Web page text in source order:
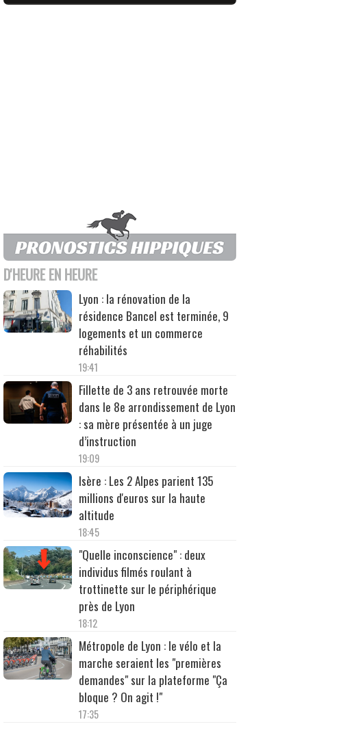
D'HEURE EN HEURE
Lyon : la rénovation de la
résidence Bancel est terminée, 9
logements et un commerce
réhabilités
19:41
Fillette de 3 ans retrouvée morte
dans le 8e arrondissement de Lyon
: sa mère présentée à un juge
d’instruction
19:09
Isère : Les 2 Alpes parient 135
millions d'euros sur la haute
altitude
18:45
"Quelle inconscience" : deux
individus filmés roulant à
trottinette sur le périphérique
près de Lyon
18:12
Métropole de Lyon : le vélo et la
marche seraient les "premières
demandes" sur la plateforme "Ça
bloque ? On agit !"
17:35